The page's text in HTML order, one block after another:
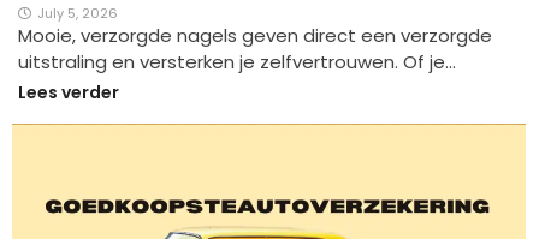
July 5, 2026
Mooie, verzorgde nagels geven direct een verzorgde
uitstraling en versterken je zelfvertrouwen. Of je…
Lees verder